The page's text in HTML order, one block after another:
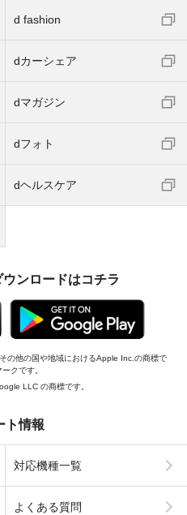
d fashion
dカーシェア
dマガジン
dフォト
dヘルスケア
ンロードはコチラ
の他の国や地域におけるApple Inc.の商標で
クです。
LLC の商標です。
ト情報
対応機種一覧
よくある質問